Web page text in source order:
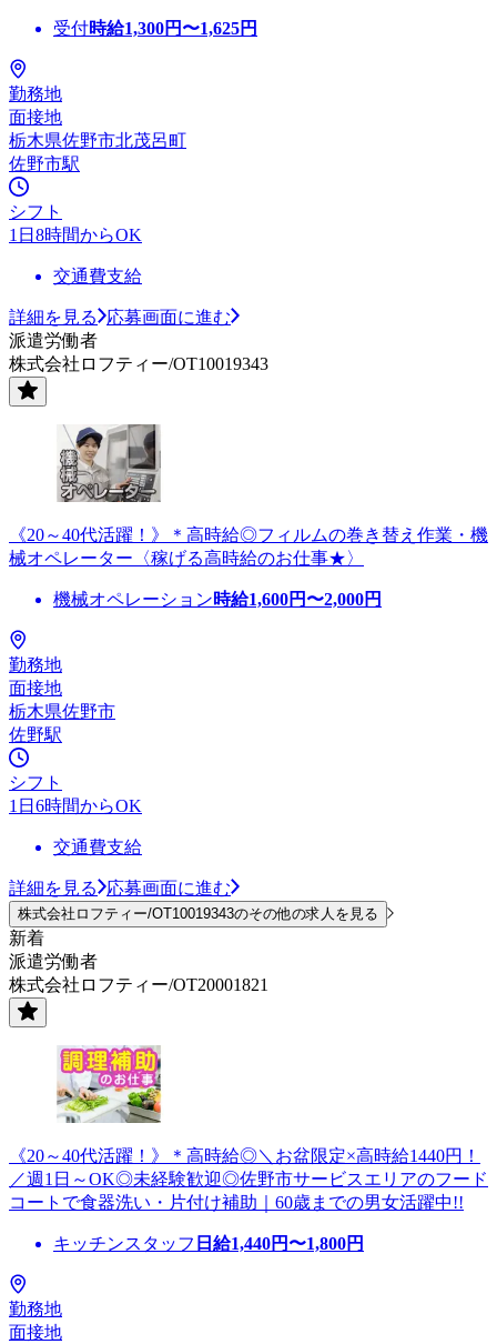
受付時給1,300円〜1,625円
勤務地
面接地
栃木県佐野市北茂呂町
佐野市駅
シフト
1日8時間からOK
交通費支給
詳細を見る
応募画面に進む
派遣労働者
株式会社ロフティー/OT10019343
《20～40代活躍！》＊高時給◎フィルムの巻き替え作業・機
械オペレーター〈稼げる高時給のお仕事★〉
機械オペレーション時給1,600円〜2,000円
勤務地
面接地
栃木県佐野市
佐野駅
シフト
1日6時間からOK
交通費支給
詳細を見る 応募画面に進む
株式会社ロフティー/OT10019343のその他の求人を見る
新着
派遣労働者
株式会社ロフティー/OT20001821
《20～40代活躍！》＊高時給◎＼お盆限定×高時給1440円！
／週1日～OK◎未経験歓迎◎佐野市サービスエリアのフード
コートで食器洗い・片付け補助｜60歳までの男女活躍中!!
キッチンスタッフ 日給1,440円〜1,800円
勤務地
面接地